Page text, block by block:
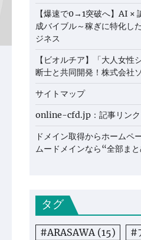
【爆速で0→1突破へ】AI ×
成バイブル～稼ぎに特化し
ジネス
【ビオルチア】「大人女性
断士と共同開発！株式会社
サイトマップ
online-cfd.jp：記事リン
ドメイン取得からホームペ
ムードメインなら“全部ま
タグ
#ARASAWA(15) #